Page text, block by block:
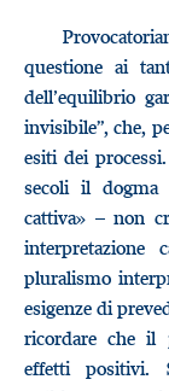
questione ai
dell’equilibrio
invisibile”, che,
esiti dei
secoli il dogma
cattiva» – non
interpretazione
pluralismo
esigenze di
ricordare che il
effetti positivi.